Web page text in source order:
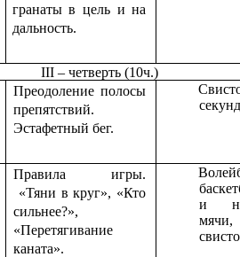
гранаты в цель и на
дальность.
III – четверть (10ч.)
Преодоление полосы
препятствий.
Эстафетный бег.
Правила игры.
«Тяни в круг», «Кто
сильнее?»,
«Перетягивание
каната».
и